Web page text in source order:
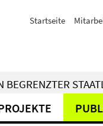
Startseite
BEGRENZTER